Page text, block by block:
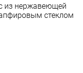
из нержавеющей
стеклом